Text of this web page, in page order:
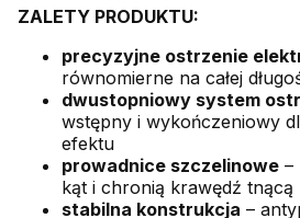
ZALETY PRODUKTU:
precyzyjne ostrzenie
równomierne na całej
dwustopniowy system
wstępny i wykończeniowy
efektu
prowadnice szczelinowe –
kąt i chronią krawędź tnącą
stabilna konstrukcja –